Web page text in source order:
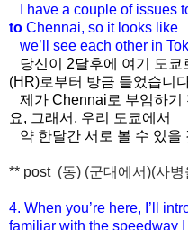
I have a couple of issues
to Chennai, so it looks like
we’ll see each other in
당신이 2달후에 여기 도
(HR)로부터 방금 들었습니
제가 Chennai로 부임하기
요, 그래서, 우리 도쿄에서
약 한달간 서로 볼 수 있을
** post (동) (군대에서)(사병
4. When you’re here, I’ll
familiar with the speedway